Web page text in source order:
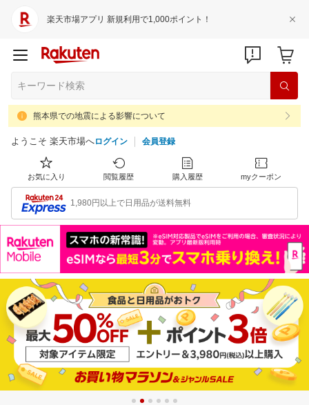
楽天市場アプリ 新規利用で1,000ポイント！
熊本県での地震による影響について
ようこそ 楽天市場へログイン 会員登録
お気に入り 閲覧履歴 購入履歴 myクーポン
1,980円以上で日用品が送料無料